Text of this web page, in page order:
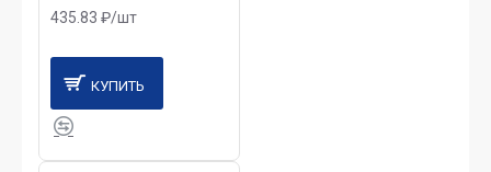
435.83 ₽/шт
КУПИТЬ